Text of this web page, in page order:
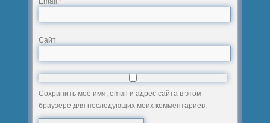
Сайт
Сохранить моё имя, email и адрес сайта в этом
браузере для последующих моих комментариев.